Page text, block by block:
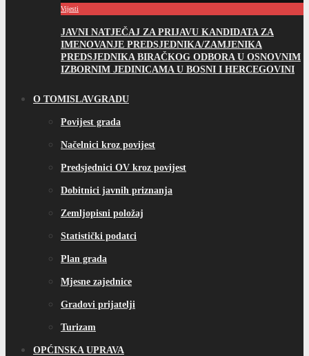
Vijesti
JAVNI NATJEČAJ ZA PRIJAVU KANDIDATA ZA
IMENOVANJE PREDSJEDNIKA/ZAMJENIKA
PREDSJEDNIKA BIRAČKOG ODBORA U OSNOVNIM
IZBORNIM JEDINICAMA U BOSNI I HERCEGOVINI
O TOMISLAVGRADU
Povijest grada
Načelnici kroz povijest
Predsjednici OV kroz povijest
Dobitnici javnih priznanja
Zemljopisni položaj
Statistički podatci
Plan grada
Mjesne zajednice
Gradovi prijatelji
Turizam
OPĆINSKA UPRAVA